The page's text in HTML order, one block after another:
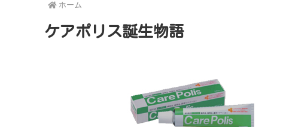
ホーム
ケアポリス誕生物語